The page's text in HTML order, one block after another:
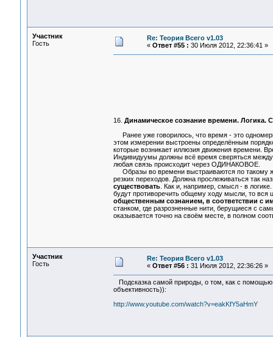
Участник
Гость
Re: Теория Всего v1.03
« Ответ #55 : 30 Июля 2012, 22:36:41 »
16. Динамическое сознание времени. Логика.
Ранее уже говорилось, что время - это
этом измерении выстроены определённым
которые возникает иллюзия движения времени.
Индивидуумы должны всё время сверяться
любая связь происходит через ОДИНАКОВОЕ.
Образы во времени выстраиваются по такому
резких переходов. Должна прослеживаться так
существовать. Как и, например, смысл - в
будут противоречить общему ходу мысли, то вся
общественным сознанием, в соответствии с
станком, где разрозненные нити, берущиеся с
оказывается точно на своём месте, в полном
Участник
Гость
Re: Теория Всего v1.03
« Ответ #56 : 31 Июля 2012, 22:36:26 »
Подсказка самой природы, о том, как с помощью
объективность)):
http://www.youtube.com/watch?v=eakKfY5aHmY